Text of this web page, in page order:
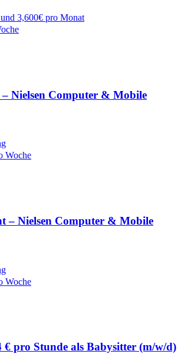
3,600€ pro Monat
– Nielsen Computer & Mobile
Woche
– Nielsen Computer & Mobile
Woche
€ pro Stunde als Babysitter (m/w/d)